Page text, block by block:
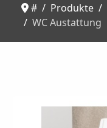
# Produkte
WC Austattung